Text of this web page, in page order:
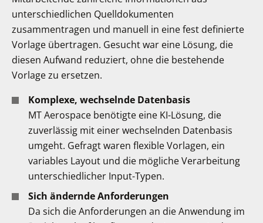
unterschiedlichen Quelldokumenten
zusammentragen und manuell in eine fest definierte
Vorlage übertragen. Gesucht war eine Lösung, die
diesen Aufwand reduziert, ohne die bestehende
Vorlage zu ersetzen.
Komplexe, wechselnde Datenbasis
MT Aerospace benötigte eine KI-Lösung, die
zuverlässig mit einer wechselnden Datenbasis
umgeht. Gefragt waren flexible Vorlagen, ein
variables Layout und die mögliche Verarbeitung
unterschiedlicher Input-Typen.
Sich ändernde Anforderungen
Da sich die Anforderungen an die Anwendung im